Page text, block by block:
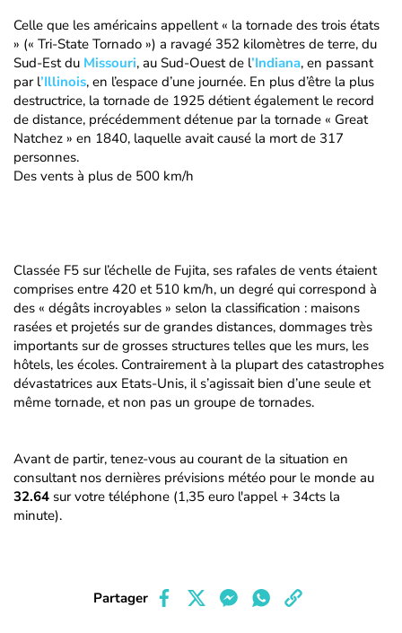
Celle que les américains appellent « la tornade des trois états
» (« Tri-State Tornado ») a ravagé 352 kilomètres de terre, du
Sud-Est du Missouri, au Sud-Ouest de l’Indiana, en passant
par l’Illinois, en l’espace d’une journée. En plus d’être la plus
destructrice, la tornade de 1925 détient également le record
de distance, précédemment détenue par la tornade « Great
Natchez » en 1840, laquelle avait causé la mort de 317
personnes.
Des vents à plus de 500 km/h
Classée F5 sur l’échelle de Fujita, ses rafales de vents étaient
comprises entre 420 et 510 km/h, un degré qui correspond à
des « dégâts incroyables » selon la classification : maisons
rasées et projetés sur de grandes distances, dommages très
importants sur de grosses structures telles que les murs, les
hôtels, les écoles. Contrairement à la plupart des catastrophes
dévastatrices aux Etats-Unis, il s’agissait bien d’une seule et
même tornade, et non pas un groupe de tornades.
Avant de partir, tenez-vous au courant de la situation en
consultant nos dernières prévisions météo pour le monde au
32.64 sur votre téléphone (1,35 euro l'appel + 34cts la
minute).
Partager